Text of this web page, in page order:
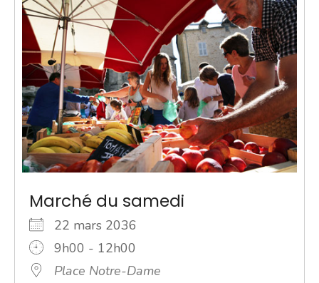
Marché du samedi
22 mars 2036
9h00 - 12h00
Place Notre-Dame